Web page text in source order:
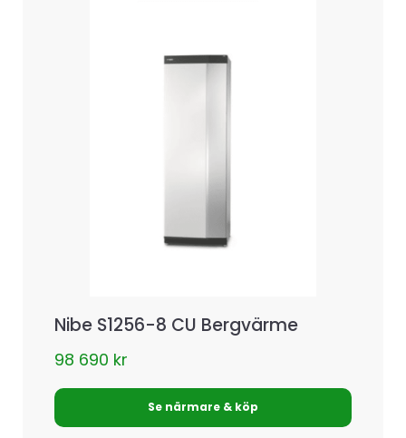
Nibe S1256-8 CU Bergvärme
98 690 kr
Se närmare & köp